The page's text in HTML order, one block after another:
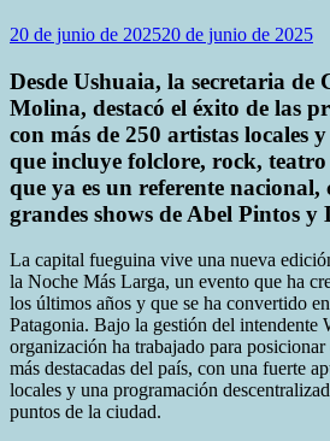
20 de junio de 202520 de junio de 2025
Desde Ushuaia, la secretaria de
Molina, destacó el éxito de las
con más de 250 artistas locales
que incluye folclore, rock,
que ya es un referente
grandes shows de Abel Pintos y
La capital fueguina vive una nueva
la Noche Más Larga, un evento que ha
los últimos años y que se ha convertido
Patagonia. Bajo la gestión del intendente
organización ha trabajado para posicionar
más destacadas del país, con una fuerte
locales y una programación
puntos de la ciudad.